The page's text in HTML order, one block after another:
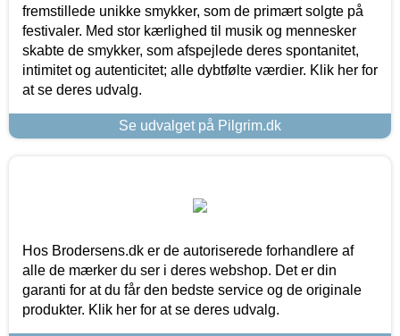
fremstillede unikke smykker, som de primært solgte på
festivaler. Med stor kærlighed til musik og mennesker
skabte de smykker, som afspejlede deres spontanitet,
intimitet og autenticitet; alle dybtfølte værdier. Klik her for
at se deres udvalg.
Se udvalget på Pilgrim.dk
Hos Brodersens.dk er de autoriserede forhandlere af
alle de mærker du ser i deres webshop. Det er din
garanti for at du får den bedste service og de originale
produkter. Klik her for at se deres udvalg.